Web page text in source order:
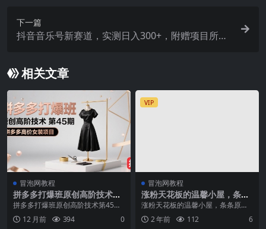
下一篇
抖音音乐号新赛道，实测日入300+，附赠项目所需
相关文章
冒泡网教程
拼多多打爆班原创高阶技术第
45期，拼多多高价女装项目
拼多多打爆班原创高阶技术第45
期，拼多多高价女装项目 课程内
容： 01.《拼多多...
12 月前 394 0
VIP
冒泡网教程
涨粉天花板的温馨小屋，条条
原创爆款，小白也能日入1000
+【揭秘】
涨粉天花板的温馨小屋，条条原创
爆款，小白也能日入1000+【揭
秘】 利用AI与视...
2 年前 112 6